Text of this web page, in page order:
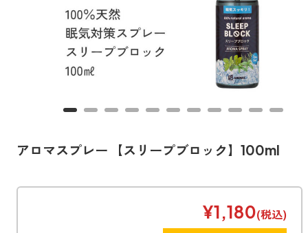
お部屋・シーン
トイレ
トイレ空間を快適にしたい
寝室
玄関
リビング
ホッと安らげる空間にしたい
目的・お悩み
消臭
製品タイプ
アロマディフューザー
商品一覧
アロマスプレー 【スリープブロック】100ml
¥1,180(税込)